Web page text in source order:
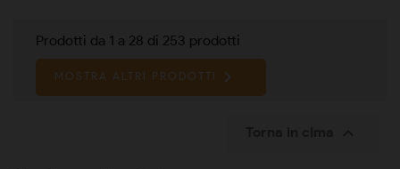
Prodotti da 1 a 28 di 253 prodotti
MOSTRA ALTRI PRODOTTI 